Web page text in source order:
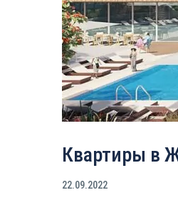
Квартиры в
22.09.2022